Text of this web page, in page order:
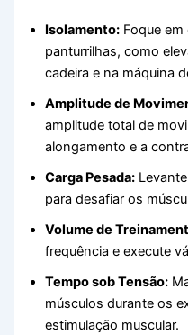
Isolamento: Foque
panturrilhas, como
cadeira e na máquina
Amplitude de
amplitude total de
alongamento e a
Carga Pesada:
para desafiar os
Volume de
frequência e execute
Tempo sob Tensão:
músculos durante os
estimulação muscular.